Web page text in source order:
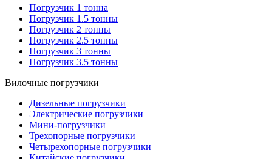
Погрузчик 1 тонна
Погрузчик 1.5 тонны
Погрузчик 2 тонны
Погрузчик 2.5 тонны
Погрузчик 3 тонны
Погрузчик 3.5 тонны
Вилочные погрузчики
Дизельные погрузчики
Электрические погрузчики
Мини-погрузчики
Трехопорные погрузчики
Четырехопорные погрузчики